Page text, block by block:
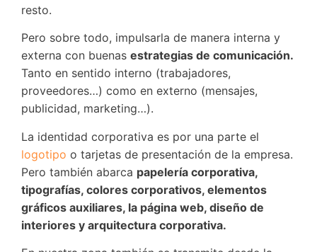
resto.
Pero sobre todo, impulsarla de manera interna y
externa con buenas estrategias de comunicación.
Tanto en sentido interno (trabajadores,
proveedores…) como en externo (mensajes,
publicidad, marketing…).
La identidad corporativa es por una parte el
logotipo o tarjetas de presentación de la empresa.
Pero también abarca papelería corporativa,
tipografías, colores corporativos, elementos
gráficos auxiliares, la página web, diseño de
interiores y arquitectura corporativa.